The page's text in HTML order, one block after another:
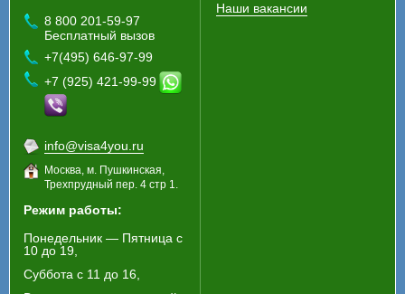
8 800 201-59-97
Бесплатный вызов
+7(495) 646-97-99
+7 (925) 421-99-99
info@visa4you.ru
Москва, м. Пушкинская,
Трехпрудный пер. 4 стр 1.
Режим работы:
Понедельник — Пятница с
10 до 19,
Суббота с 11 до 16,
Наши вакансии